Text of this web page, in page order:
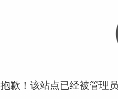
抱歉！该站点已经被管理